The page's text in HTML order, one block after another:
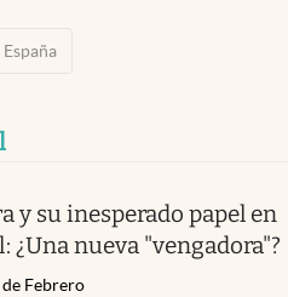
España
y su inesperado papel en
¿Una nueva "vengadora"?
de Febrero